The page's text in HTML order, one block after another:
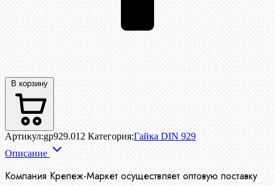
В корзину
Артикул:gp929.012 Категория:Гайка DIN 929
Описание
Компания Крепеж-Маркет осуществляет оптовую поставку